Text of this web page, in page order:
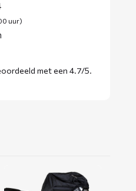
uur)
met een 4.7/5.
meer